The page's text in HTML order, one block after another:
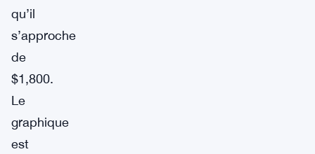
qu’il
s’approche
de
$1,800.
Le
graphique
est